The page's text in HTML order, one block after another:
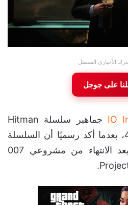
الأخباري المفضل
على جوجل
IO
جماهير سلسلة Hitman
بشأن مستقبل العميل 47، بعدما أكد رسميًا أن السلسلة
الشهيرة ستعود مجددًا بعد الانتهاء من مشروعي 007